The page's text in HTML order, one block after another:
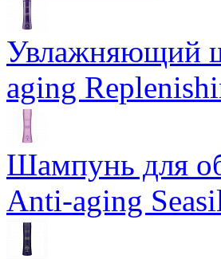
Увлажняющий
aging
Шампунь для
Anti-aging